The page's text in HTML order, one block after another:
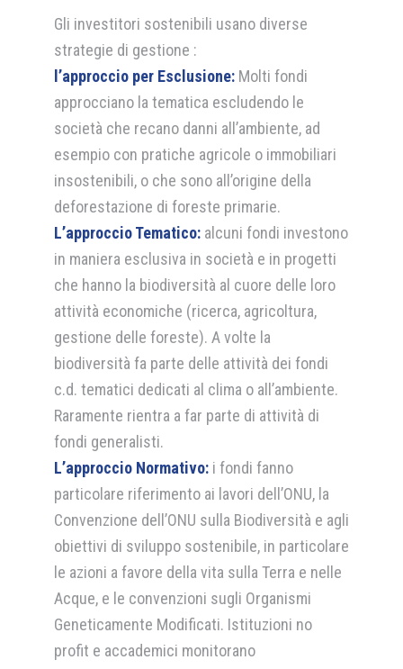
Gli investitori sostenibili usano diverse
strategie di gestione :
l’approccio per Esclusione: Molti fondi
approcciano la tematica escludendo le
società che recano danni all’ambiente, ad
esempio con pratiche agricole o immobiliari
insostenibili, o che sono all’origine della
deforestazione di foreste primarie.
L’approccio Tematico: alcuni fondi investono
in maniera esclusiva in società e in progetti
che hanno la biodiversità al cuore delle loro
attività economiche (ricerca, agricoltura,
gestione delle foreste). A volte la
biodiversità fa parte delle attività dei fondi
c.d. tematici dedicati al clima o all’ambiente.
Raramente rientra a far parte di attività di
fondi generalisti.
L’approccio Normativo: i fondi fanno
particolare riferimento ai lavori dell’ONU, la
Convenzione dell’ONU sulla Biodiversità e agli
obiettivi di sviluppo sostenibile, in particolare
le azioni a favore della vita sulla Terra e nelle
Acque, e le convenzioni sugli Organismi
Geneticamente Modificati. Istituzioni no
profit e accademici monitorano